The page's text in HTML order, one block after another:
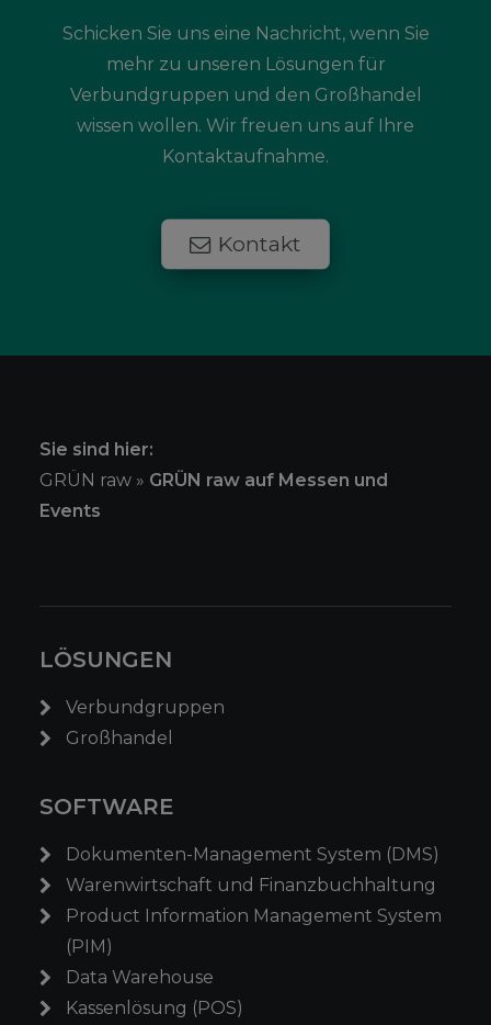
Schicken Sie uns eine Nachricht, wenn Sie
mehr zu unseren Lösungen für
Verbundgruppen und den Großhandel
wissen wollen. Wir freuen uns auf Ihre
Kontaktaufnahme.
Kontakt
Sie sind hier:
GRÜN raw » GRÜN raw auf Messen und
Events
LÖSUNGEN
Verbundgruppen
Großhandel
SOFTWARE
Dokumenten-Management System (DMS)
Warenwirtschaft und Finanzbuchhaltung
Product Information Management System
(PIM)
Data Warehouse
Kassenlösung (POS)